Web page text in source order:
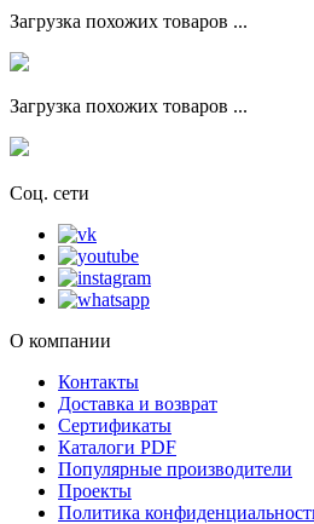
Загрузка похожих товаров ...
Загрузка похожих товаров ...
Соц. сети
О компании
Контакты
Доставка и возврат
Сертификаты
Каталоги PDF
Популярные производители
Проекты
Политика